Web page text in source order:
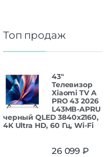
Топ продаж
43"
Телевизор
Xiaomi TV A
PRO 43 2026
L43MB-APRU
черный QLED 3840x2160,
4K Ultra HD, 60 Гц, Wi-Fi
26 099 ₽